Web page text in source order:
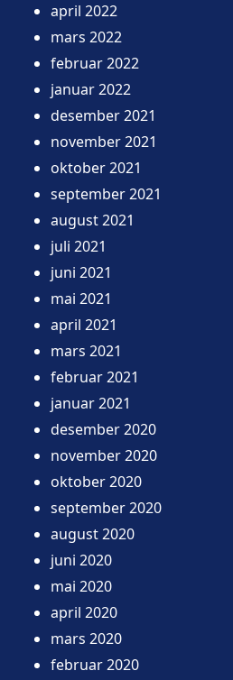
april 2022
mars 2022
februar 2022
januar 2022
desember 2021
november 2021
oktober 2021
september 2021
august 2021
juli 2021
juni 2021
mai 2021
april 2021
mars 2021
februar 2021
januar 2021
desember 2020
november 2020
oktober 2020
september 2020
august 2020
juni 2020
mai 2020
april 2020
mars 2020
februar 2020